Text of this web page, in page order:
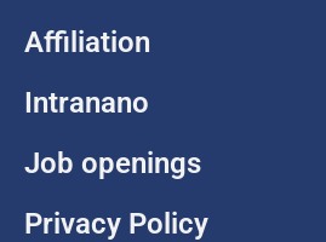
Affiliation
Intranano
Job openings
Privacy Policy